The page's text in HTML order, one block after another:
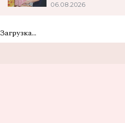
06.08.2026
Загрузка...